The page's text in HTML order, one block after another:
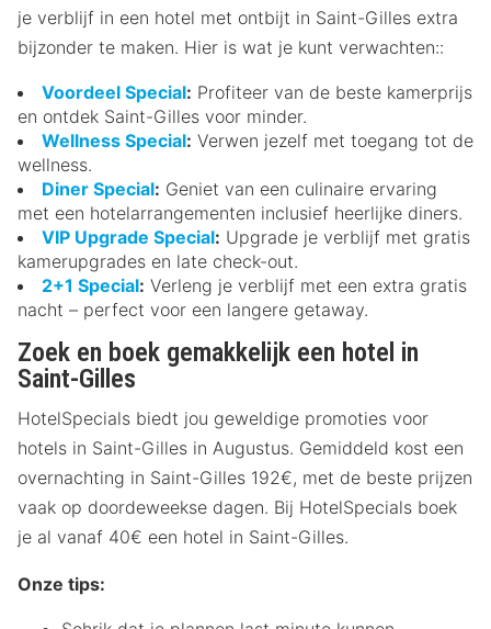
je verblijf in een hotel met ontbijt in Saint-Gilles extra
bijzonder te maken. Hier is wat je kunt verwachten::
Voordeel Special: Profiteer van de beste kamerprijs
en ontdek Saint-Gilles voor minder.
Wellness Special: Verwen jezelf met toegang tot de
wellness.
Diner Special: Geniet van een culinaire ervaring
met een hotelarrangementen inclusief heerlijke diners.
VIP Upgrade Special: Upgrade je verblijf met gratis
kamerupgrades en late check-out.
2+1 Special: Verleng je verblijf met een extra gratis
nacht – perfect voor een langere getaway.
Zoek en boek gemakkelijk een hotel in
Saint-Gilles
HotelSpecials biedt jou geweldige promoties voor
hotels in Saint-Gilles in Augustus. Gemiddeld kost een
overnachting in Saint-Gilles 192€, met de beste prijzen
vaak op doordeweekse dagen. Bij HotelSpecials boek
je al vanaf 40€ een hotel in Saint-Gilles.
Onze tips: